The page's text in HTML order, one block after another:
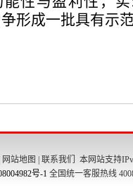
网站地图 联系我们
本网站支持
号-1 全国统一客服热线